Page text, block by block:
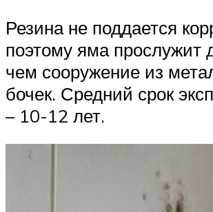
Резина не поддается
поэтому яма прослужит
чем сооружение из
бочек. Средний срок
– 10-12 лет.